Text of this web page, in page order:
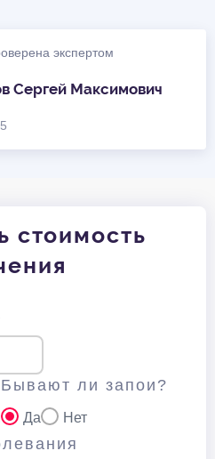
экспертом
Сергей Максимович
стоимость
Бывают ли запои?
Да Нет